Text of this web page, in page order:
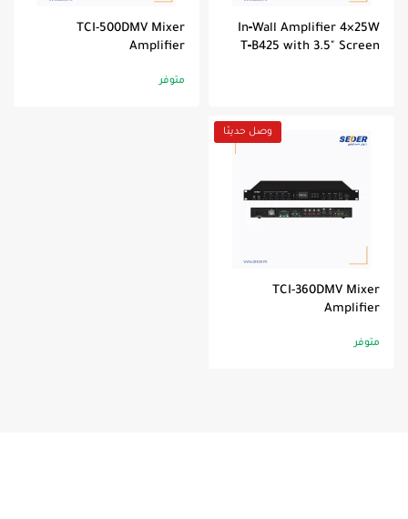
In‑Wall Amplifier 4×25W
T‑B425 with 3.5" Screen
TCI-500DMV Mixer
Amplifier
متوفر
وصل حديثا
TCI-360DMV Mixer
Amplifier
متوفر